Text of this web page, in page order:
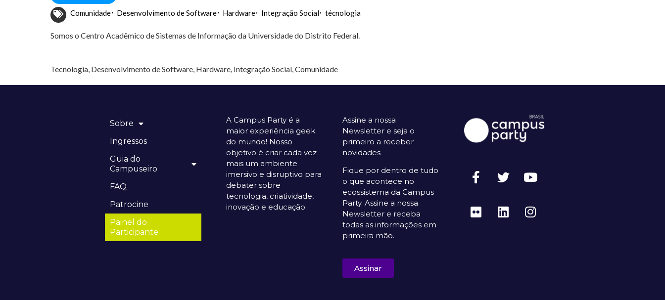
Comunidade Desenvolvimento de Software Hardware Integração Social técnologia
Somos o Centro Acadêmico de Sistemas de Informação da Universidade do Distrito Federal.
Tecnologia, Desenvolvimento de Software, Hardware, Integração Social, Comunidade
Sobre
Ingressos
Guia do
Campuseiro
FAQ
Patrocine
Painel do
Participante
A Campus Party é a
maior experiência geek
do mundo! Nosso
objetivo é criar cada vez
mais um ambiente
imersivo e disruptivo para
debater sobre
tecnologia, criatividade,
inovação e educação.
Assine a nossa
Newsletter e seja o
primeiro a receber
novidades
Fique por dentro de tudo
o que acontece no
ecossistema da Campus
Party. Assine a nossa
Newsletter e receba
todas as informações em
primeira mão.
Assinar